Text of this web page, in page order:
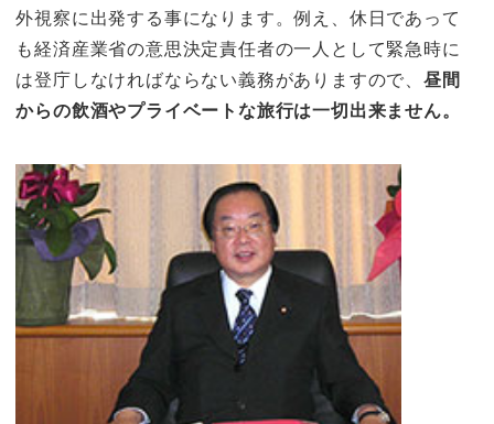
外視察に出発する事になります。例え、休日であって
も経済産業省の意思決定責任者の一人として緊急時に
は登庁しなければならない義務がありますので、昼間
からの飲酒やプライベートな旅行は一切出来ません。